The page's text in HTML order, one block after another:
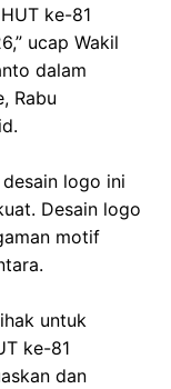
ke-81
ucap Wakil
dalam
Rabu
logo ini
Desain logo
motif
untuk
ke-81
dan